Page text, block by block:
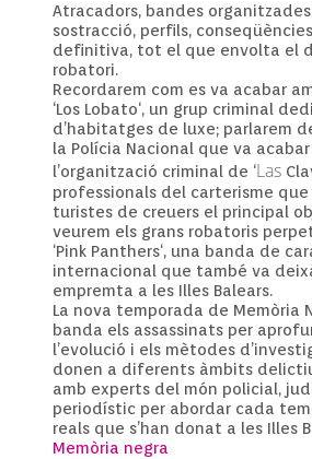
Atracadors, bandes
sostracció, perfils,
definitiva, tot el que envolta el
robatori.
Recordarem com es va acabar
‘Los Lobato‘, un grup criminal
d’habitatges de luxe; parlarem
la Polícia Nacional que va
l’organització criminal de ‘Las
professionals del carterisme
turistes de creuers el principal
veurem els grans robatoris
‘Pink Panthers‘, una banda de
internacional que també va
empremta a les Illes Balears.
La nova temporada de Memòria
banda els assassinats per
l’evolució i els mètodes
donen a diferents àmbits
amb experts del món policial,
periodístic per abordar cada
reals que s’han donat a les Illes
Memòria negra